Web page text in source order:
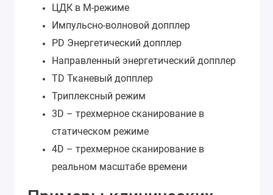
ЦДК в М-режиме
Импульсно-волновой допплер
PD Энергетический допплер
Направленный энергетический допплер
TD Тканевый допплер
Триплексный режим
3D – трехмерное сканирование в
статическом режиме
4D – трехмерное сканирование в
реальном масштабе времени